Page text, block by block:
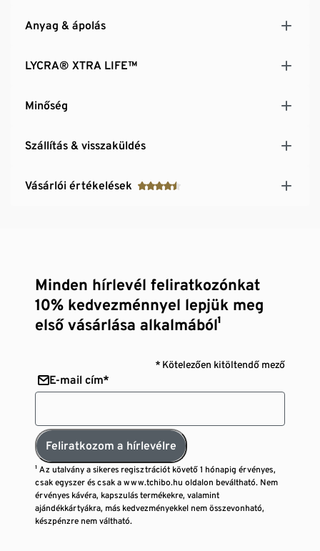
Anyag & ápolás
LYCRA® XTRA LIFE™
Minőség
Szállítás & visszaküldés
Vásárlói értékelések
Minden hírlevél feliratkozónkat
10% kedvezménnyel lepjük meg
első vásárlása alkalmából¹
* Kötelezően kitöltendő mező
E-mail cím*
Feliratkozom a hírlevélre
¹ Az utalvány a sikeres regisztrációt követő 1 hónapig érvényes,
csak egyszer és csak a www.tchibo.hu oldalon beváltható. Nem
érvényes kávéra, kapszulás termékekre, valamint
ajándékkártyákra, más kedvezményekkel nem összevonható,
készpénzre nem váltható.